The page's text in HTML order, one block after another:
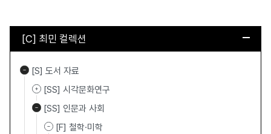
[C] 최민 컬렉션
[S] 도서 자료
[SS] 시각문화연구
[SS] 인문과 사회
[F] 철학·미학